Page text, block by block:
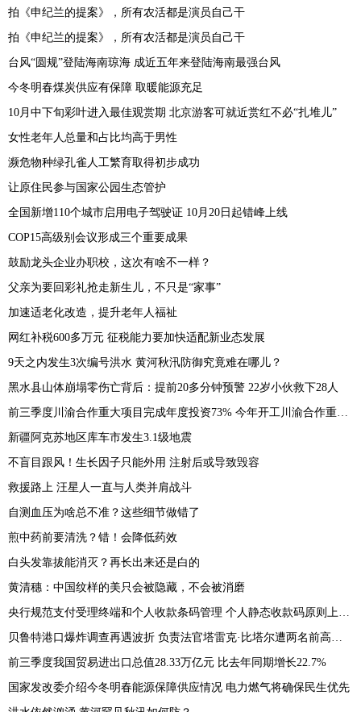
拍《申纪兰的提案》，所有农活都是演员自己干
拍《申纪兰的提案》，所有农活都是演员自己干
台风“圆规”登陆海南琼海 成近五年来登陆海南最强台风
今冬明春煤炭供应有保障 取暖能源充足
10月中下旬彩叶进入最佳观赏期 北京游客可就近赏红不必“扎堆儿”
女性老年人总量和占比均高于男性
濒危物种绿孔雀人工繁育取得初步成功
让原住民参与国家公园生态管护
全国新增110个城市启用电子驾驶证 10月20日起错峰上线
COP15高级别会议形成三个重要成果
鼓励龙头企业办职校，这次有啥不一样？
父亲为要回彩礼抢走新生儿，不只是“家事”
加速适老化改造，提升老年人福祉
网红补税600多万元 征税能力要加快适配新业态发展
9天之内发生3次编号洪水 黄河秋汛防御究竟难在哪儿？
黑水县山体崩塌零伤亡背后：提前20多分钟预警 22岁小伙救下28人
前三季度川渝合作重大项目完成年度投资73% 今年开工川渝合作重大项目64个
新疆阿克苏地区库车市发生3.1级地震
不盲目跟风！生长因子只能外用 注射后或导致毁容
救援路上 汪星人一直与人类并肩战斗
自测血压为啥总不准？这些细节做错了
煎中药前要清洗？错！会降低药效
白头发靠拔能消灭？再长出来还是白的
黄清穗：中国纹样的美只会被隐藏，不会被消磨
央行规范支付受理终端和个人收款条码管理 个人静态收款码原则上禁用于远程收款
贝鲁特港口爆炸调查再遇波折 负责法官塔雷克·比塔尔遭两名前高官起诉
前三季度我国贸易进出口总值28.33万亿元 比去年同期增长22.7%
国家发改委介绍今冬明春能源保障供应情况 电力燃气将确保民生优先